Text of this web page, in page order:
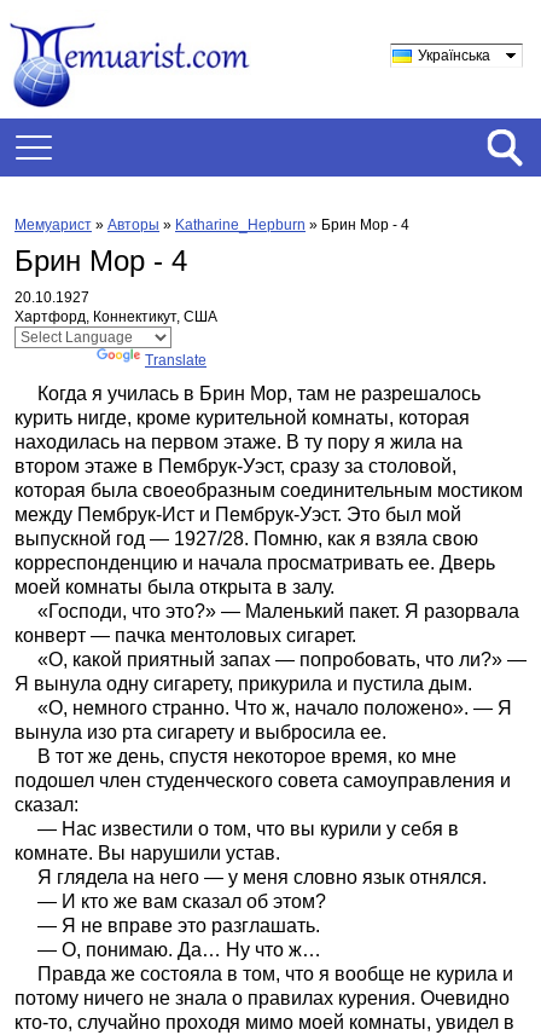
Українська
Мемуарист » Авторы » Katharine_Hepburn » Брин Мор - 4
Брин Мор - 4
20.10.1927
Хартфорд, Коннектикут, США
Translate
Когда я училась в Брин Мор, там не разрешалось
курить нигде, кроме курительной комнаты, которая
находилась на первом этаже. В ту пору я жила на
втором этаже в Пембрук-Уэст, сразу за столовой,
которая была своеобразным соединительным мостиком
между Пембрук-Ист и Пембрук-Уэст. Это был мой
выпускной год — 1927/28. Помню, как я взяла свою
корреспонденцию и начала просматривать ее. Дверь
моей комнаты была открыта в залу.
«Господи, что это?» — Маленький пакет. Я разорвала
конверт — пачка ментоловых сигарет.
«О, какой приятный запах — попробовать, что ли?» —
Я вынула одну сигарету, прикурила и пустила дым.
«О, немного странно. Что ж, начало положено». — Я
вынула изо рта сигарету и выбросила ее.
В тот же день, спустя некоторое время, ко мне
подошел член студенческого совета самоуправления и
сказал:
— Нас известили о том, что вы курили у себя в
комнате. Вы нарушили устав.
Я глядела на него — у меня словно язык отнялся.
— И кто же вам сказал об этом?
— Я не вправе это разглашать.
— О, понимаю. Да… Ну что ж…
Правда же состояла в том, что я вообще не курила и
потому ничего не знала о правилах курения. Очевидно
кто-то, случайно проходя мимо моей комнаты, увидел в